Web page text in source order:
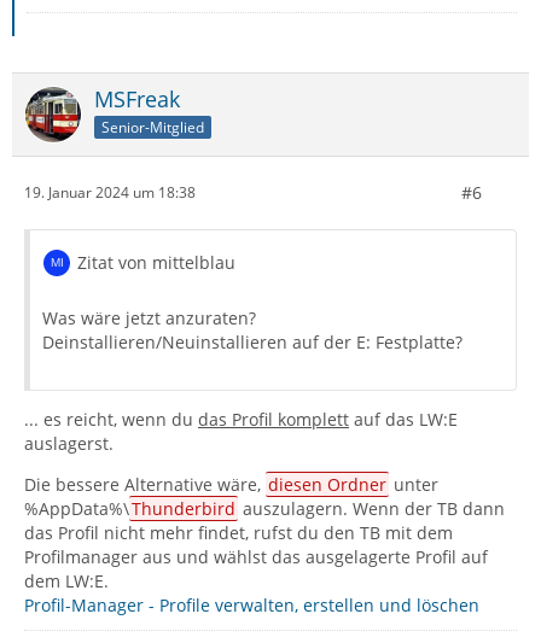
MSFreak
Senior-Mitglied
19. Januar 2024 um 18:38 #6
Zitat von mittelblau
Was wäre jetzt anzuraten?
Deinstallieren/Neuinstallieren auf der E: Festplatte?
... es reicht, wenn du das Profil komplett auf das LW:E
auslagerst.
Die bessere Alternative wäre, diesen Ordner unter
%AppData%\Thunderbird auszulagern. Wenn der TB dann
das Profil nicht mehr findet, rufst du den TB mit dem
Profilmanager aus und wählst das ausgelagerte Profil auf
dem LW:E.
Profil-Manager - Profile verwalten, erstellen und löschen